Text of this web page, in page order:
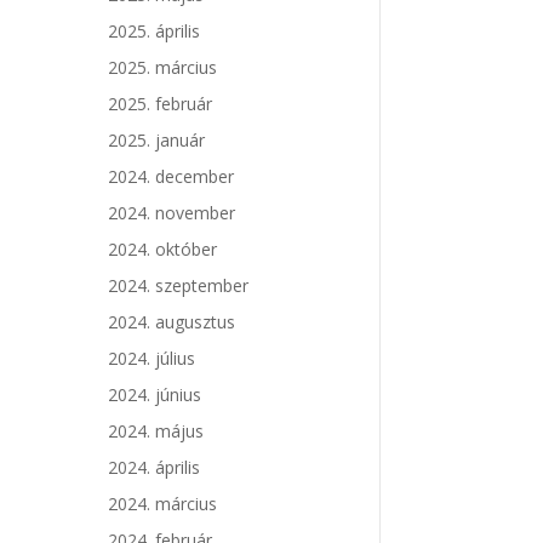
2025. április
2025. március
2025. február
2025. január
2024. december
2024. november
2024. október
2024. szeptember
2024. augusztus
2024. július
2024. június
2024. május
2024. április
2024. március